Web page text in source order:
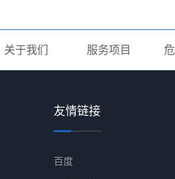
关于我们 服务项目
友情链接
百度